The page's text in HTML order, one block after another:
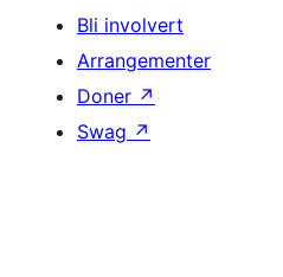
Bli involvert
Arrangementer
Doner ↗
Swag ↗